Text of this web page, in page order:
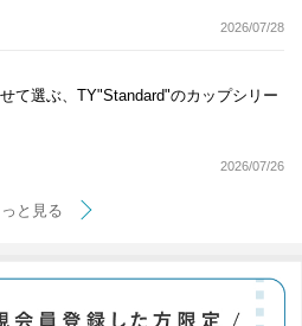
2026/07/28
て選ぶ、TY"Standard"のカップシリー
2026/07/26
っと見る